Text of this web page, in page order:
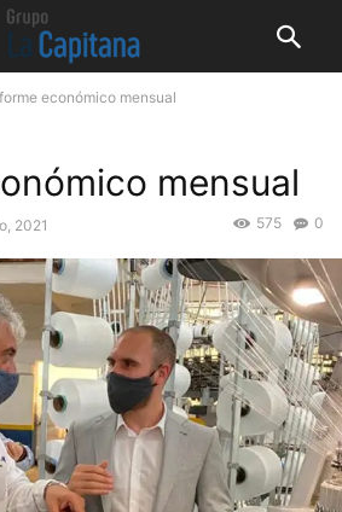
económico mensual
mensual
2021 0
575